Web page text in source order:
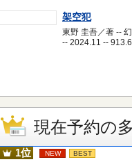
架空犯
東野 圭吾／著 --
-- 2024.11 -- 913.6
現在予約の
1位 NEW BEST